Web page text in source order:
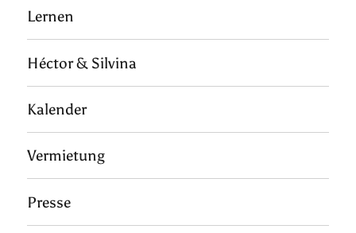
Lernen
Héctor & Silvina
Kalender
Vermietung
Presse